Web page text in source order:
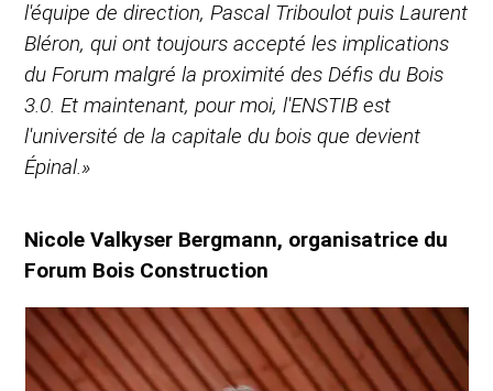
l'équipe de direction, Pascal Triboulot puis Laurent
Bléron, qui ont toujours accepté les implications
du Forum malgré la proximité des Défis du Bois
3.0. Et maintenant, pour moi, l'ENSTIB est
l'université de la capitale du bois que devient
Épinal.»
Nicole Valkyser Bergmann, organisatrice du
Forum Bois Construction